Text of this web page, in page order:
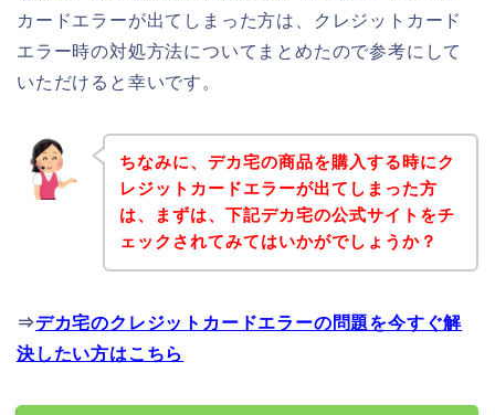
カードエラーが出てしまった方は、クレジットカード
エラー時の対処方法についてまとめたので参考にして
いただけると幸いです。
ちなみに、デカ宅の商品を購入する時にク
レジットカードエラーが出てしまった方
は、まずは、下記デカ宅の公式サイトをチ
ェックされてみてはいかがでしょうか？
⇒デカ宅のクレジットカードエラーの問題を今すぐ解
決したい方はこちら